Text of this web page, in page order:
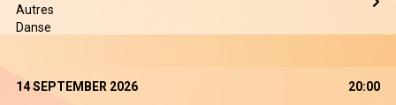
Autres
Danse
14 SEPTEMBER 2026 20:00